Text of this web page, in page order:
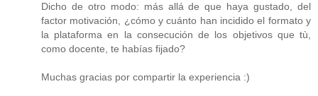
Dicho de otro modo: más allá de que haya gustado, del
factor motivación, ¿cómo y cuánto han incidido el formato y
la plataforma en la consecución de los objetivos que tù,
como docente, te habías fijado?
Muchas gracias por compartir la experiencia :)